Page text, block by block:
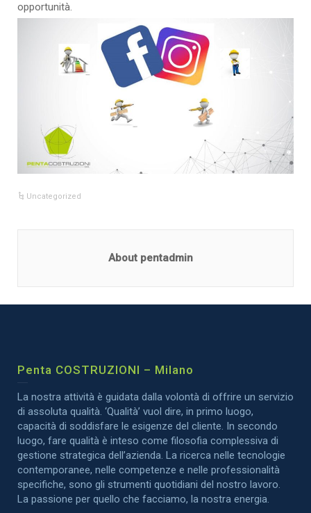
opportunità.
Uncategorized
About pentadmin
Penta COSTRUZIONI – Milano
La nostra attività è guidata dalla volontà di offrire un servizio
di assoluta qualità. ‘Qualità’ vuol dire, in primo luogo,
capacità di soddisfare le esigenze del cliente. In secondo
luogo, fare qualità è inteso come filosofia complessiva di
gestione strategica dell’azienda. La ricerca nelle tecnologie
contemporanee, nelle competenze e nelle professionalità
specifiche, sono gli strumenti quotidiani del nostro lavoro.
La passione per quello che facciamo, la nostra energia.